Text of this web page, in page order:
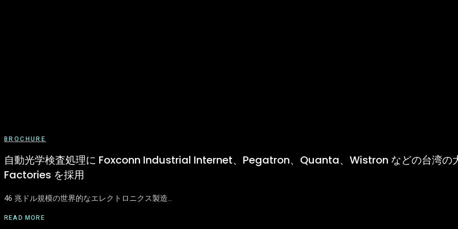
BROCHURE
自動光学検査処理に Foxconn Industrial Internet、Pegatron、Quanta、Wistron などの台湾の
Factories を採用
46 兆ドル規模の世界的なエレクトロニクス製造…
READ MORE